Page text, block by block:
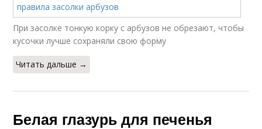
При засолке тонкую корку с арбузов не обрезают, чтобы
кусочки лучше сохраняли свою форму
Читать дальше →
Белая глазурь для печенья